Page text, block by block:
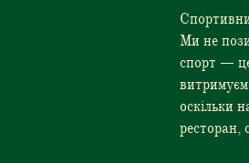
Ми не
спорт — це
оскільки
ресторан,